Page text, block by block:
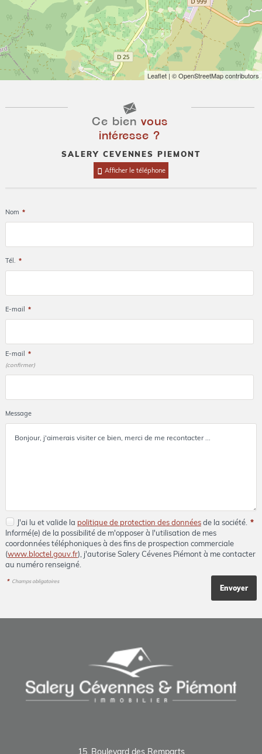
Leaflet | © OpenStreetMap contributors
Ce bien vous
intéresse ?
SALERY CEVENNES PIEMONT
Afficher le téléphone
Nom *
Tél. *
E-mail *
E-mail *
(confirmer)
Message
J'ai lu et valide la politique de protection des donnéesde la société. *
Informé(e) de la possibilité de m'opposer à l'utilisation de mes
coordonnées téléphoniques à des fins de prospection commerciale
(www.bloctel.gouv.fr), j'autorise Salery Cévenes Piémont à me contacter
au numéro renseigné.
* Champs obligatoires
15, Boulevard des Remparts